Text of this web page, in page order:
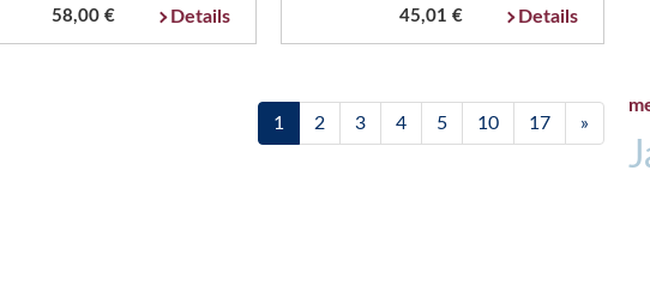
58,00 € Details 45,01 € Details
1 2 3 4 5 10 17 »